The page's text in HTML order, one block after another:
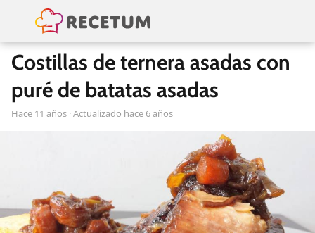
Costillas de ternera asadas con
puré de batatas asadas
hace 11 años · Actualizado hace 6 años